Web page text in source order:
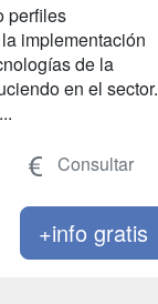
perfiles
implementación
de la
en el sector.
Consultar
+info gratis